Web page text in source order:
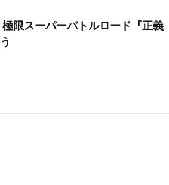
極限スーパーバトルロード『正義